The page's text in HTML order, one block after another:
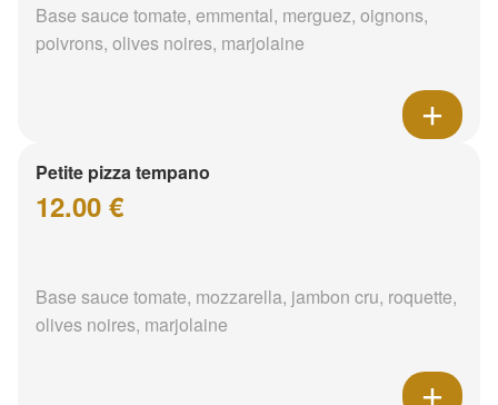
Base sauce tomate, emmental, merguez, oignons,
poivrons, olives noires, marjolaine
Petite pizza tempano
12.00 €
Base sauce tomate, mozzarella, jambon cru, roquette,
olives noires, marjolaine